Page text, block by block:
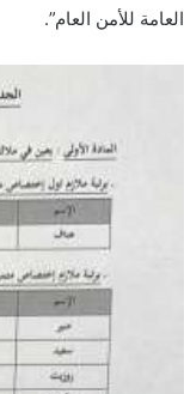
العامة للأمن العام”.